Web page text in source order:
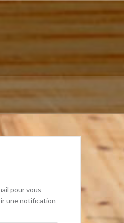
pour vous
une notification